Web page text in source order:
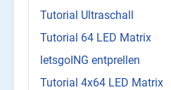
Tutorial Ultraschall
Tutorial 64 LED Matrix
letsgoING entprellen
Tutorial 4x64 LED Matrix